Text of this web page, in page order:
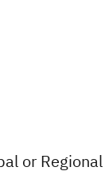
or Regional